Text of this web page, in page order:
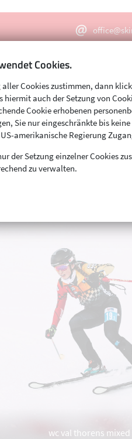
wc val thorens
Cookies.
aller Cookies zustimmen, dann
hiermit auch der Setzung von
Cookie erhobenen
Sie nur eingeschränkte bis
amerikanische Regierung
der Setzung einzelner Cookies
zu verwalten.